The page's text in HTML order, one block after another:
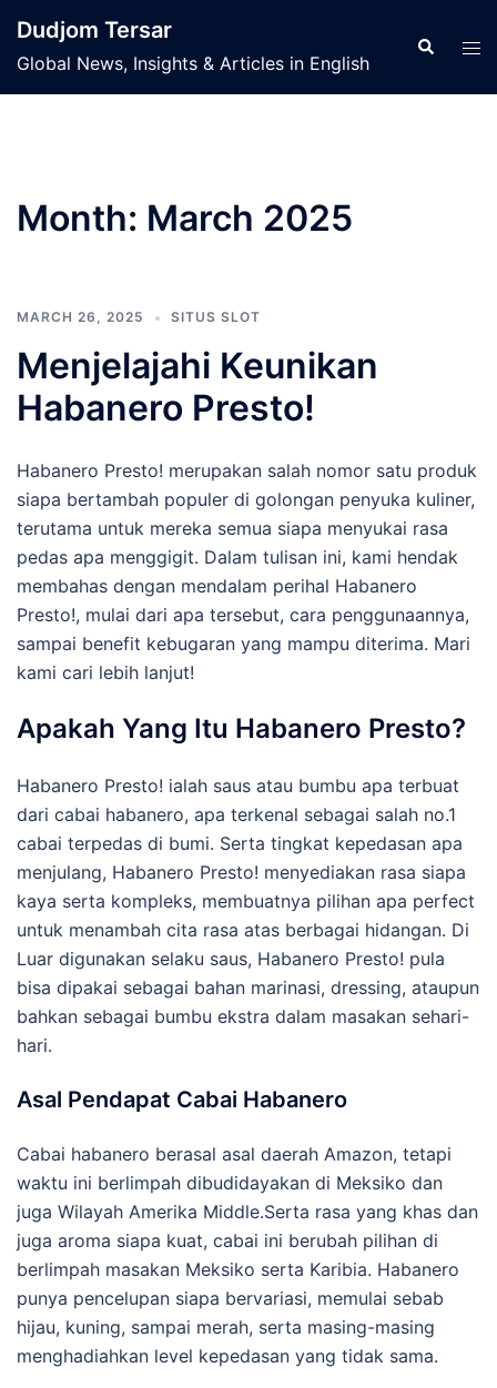
content
Dudjom Tersar
Global News, Insights & Articles in English
Search
Month: March 2025
MARCH 26, 2025 SITUS SLOT
Menjelajahi Keunikan
Habanero Presto!
Habanero Presto! merupakan salah nomor satu produk
siapa bertambah populer di golongan penyuka kuliner,
terutama untuk mereka semua siapa menyukai rasa
pedas apa menggigit. Dalam tulisan ini, kami hendak
membahas dengan mendalam perihal Habanero
Presto!, mulai dari apa tersebut, cara penggunaannya,
sampai benefit kebugaran yang mampu diterima. Mari
kami cari lebih lanjut!
Apakah Yang Itu Habanero Presto?
Habanero Presto! ialah saus atau bumbu apa terbuat
dari cabai habanero, apa terkenal sebagai salah no.1
cabai terpedas di bumi. Serta tingkat kepedasan apa
menjulang, Habanero Presto! menyediakan rasa siapa
kaya serta kompleks, membuatnya pilihan apa perfect
untuk menambah cita rasa atas berbagai hidangan. Di
Luar digunakan selaku saus, Habanero Presto! pula
bisa dipakai sebagai bahan marinasi, dressing, ataupun
bahkan sebagai bumbu ekstra dalam masakan sehari-
hari.
Asal Pendapat Cabai Habanero
Cabai habanero berasal asal daerah Amazon, tetapi
waktu ini berlimpah dibudidayakan di Meksiko dan
juga Wilayah Amerika Middle.Serta rasa yang khas dan
juga aroma siapa kuat, cabai ini berubah pilihan di
berlimpah masakan Meksiko serta Karibia. Habanero
punya pencelupan siapa bervariasi, memulai sebab
hijau, kuning, sampai merah, serta masing-masing
menghadiahkan level kepedasan yang tidak sama.